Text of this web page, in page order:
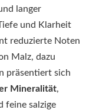
langer
und Klarheit
reduzierte Noten
Malz, dazu
präsentiert sich
Mineralität,
feine salzige